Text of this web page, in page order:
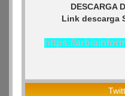
DESCARGA
Link descarga
https://